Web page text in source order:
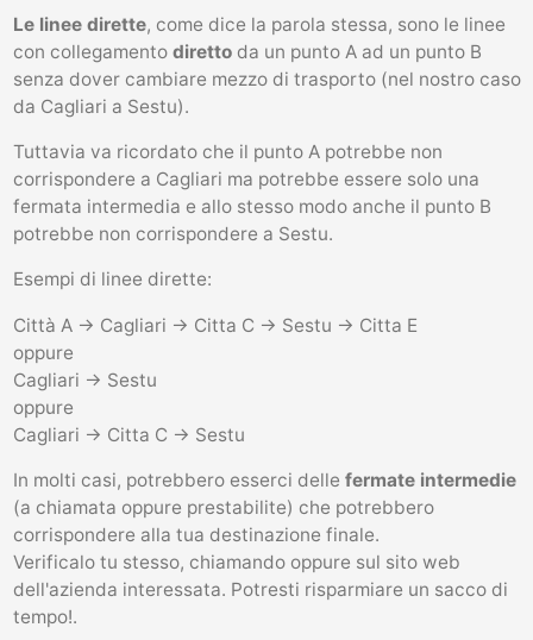
Le linee dirette, come dice la parola stessa, sono le linee
con collegamento direttoda un punto A ad un punto B
senza dover cambiare mezzo di trasporto (nel nostro caso
da Cagliari a Sestu).
Tuttavia va ricordato che il punto A potrebbe non
corrispondere a Cagliari ma potrebbe essere solo una
fermata intermedia e allo stesso modo anche il punto B
potrebbe non corrispondere a Sestu.
Esempi di linee dirette:
Città A -> Cagliari -> Citta C -> Sestu -> Citta E
oppure
Cagliari -> Sestu
oppure
Cagliari -> Citta C -> Sestu
In molti casi, potrebbero esserci delle fermate intermedie
(a chiamata oppure prestabilite) che potrebbero
corrispondere alla tua destinazione finale.
Verificalo tu stesso, chiamando oppure sul sito web
dell'azienda interessata. Potresti risparmiare un sacco di
tempo!.